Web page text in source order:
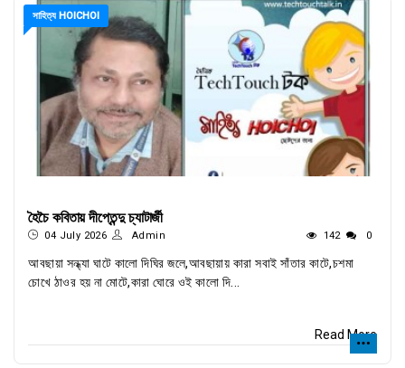
সাহিত্য HOICHOI
হৈচৈ কবিতায় দীপ্তেন্দু চ্যাটার্জী
04 July 2026 Admin 142 0
আবছায়া সন্ধ্যা ঘাটে কালো দিঘির জলে,আবছায়ায় কারা সবাই সাঁতার কাটে,চশমা
চোখে ঠাওর হয় না মোটে,কারা ঘোরে ওই কালো দি...
Read More